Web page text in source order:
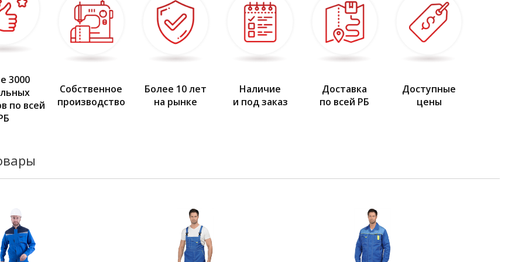
Брюки:
• пояс с застежкой на петлю и пуговицу, с эластичной лентой по бокам, с шлевками
• застёжка-гульф на молнию
• боковые накладные карманы с наклонным входом
3000
по всей
Собственное
производство
Более 10 лет
на рынке
Наличие
и под заказ
Доставка
по всей РБ
Доступные
цены